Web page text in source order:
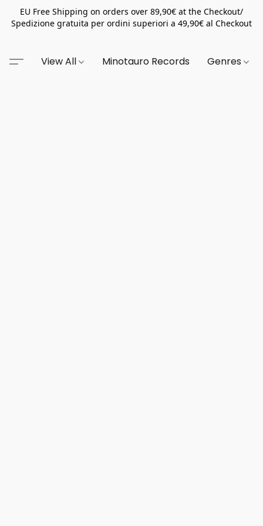
EU Free Shipping on orders over 89,90€ at the Checkout/
Spedizione gratuita per ordini superiori a 49,90€ al Checkout
View All Minotauro Records Genres